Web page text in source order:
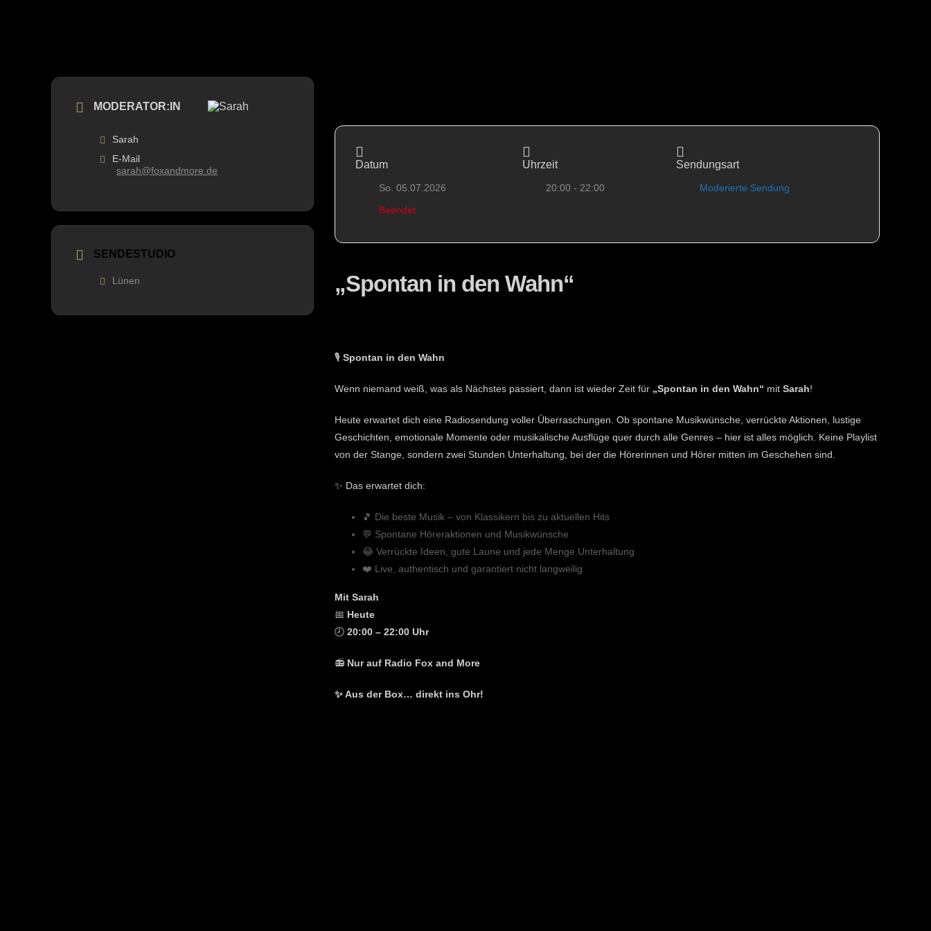
MODERATOR:IN
Sarah
E-Mail
sarah@foxandmore.de
SENDESTUDIO
Lünen
Datum
So. 05.07.2026
Beendet
Uhrzeit
20:00 - 22:00
Sendungsart
Moderierte Sendung
„Spontan in den Wahn“
🎙️ Spontan in den Wahn
Wenn niemand weiß, was als Nächstes passiert, dann ist wieder Zeit für „Spontan in den Wahn“ mit Sarah!
Heute erwartet dich eine Radiosendung voller Überraschungen. Ob spontane Musikwünsche, verrückte Aktionen, lustige
Geschichten, emotionale Momente oder musikalische Ausflüge quer durch alle Genres – hier ist alles möglich. Keine Playlist
von der Stange, sondern zwei Stunden Unterhaltung, bei der die Hörerinnen und Hörer mitten im Geschehen sind.
✨ Das erwartet dich:
🎵 Die beste Musik – von Klassikern bis zu aktuellen Hits
💬 Spontane Höreraktionen und Musikwünsche
😂 Verrückte Ideen, gute Laune und jede Menge Unterhaltung
❤️ Live, authentisch und garantiert nicht langweilig
Mit Sarah
📅 Heute
🕗 20:00 – 22:00 Uhr
📻 Nur auf Radio Fox and More
✨ Aus der Box… direkt ins Ohr!